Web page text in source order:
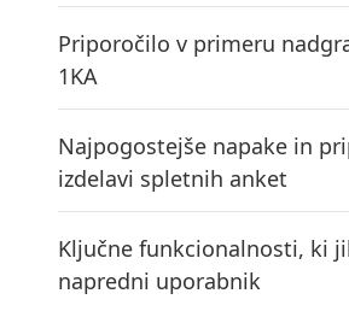
Priporočilo v primeru
1KA
Najpogostejše napake in
izdelavi spletnih anket
Ključne funkcionalnosti, ki
napredni uporabnik